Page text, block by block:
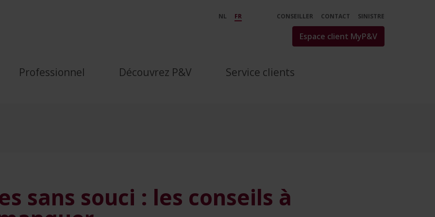
à ne pas manquer - P&amp;V
NL FR CONSEILLER CONTACT SINISTRE
Espace client MyP&V
Professionnel Découvrez P&V Service clients
sans souci : les conseils à